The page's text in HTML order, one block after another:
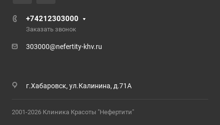
+74212303000
Заказать звонок
303000@nefertity-khv.ru
г.Хабаровск, ул.Калинина, д.71А
2001-2026 Клиника Красоты "Нефертити"